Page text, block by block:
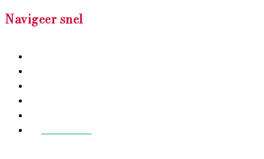
Navigeer snel